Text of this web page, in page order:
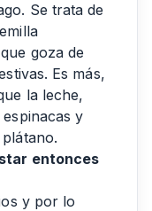
Se trata de
goza de
Es más,
la leche,
y
entonces
y por lo